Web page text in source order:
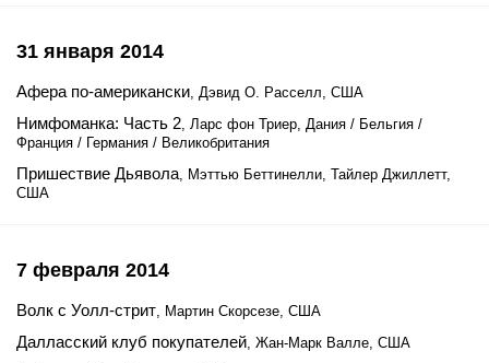
31 января 2014
Афера по-американски, Дэвид О. Расселл, США
Нимфоманка: Часть 2, Ларс фон Триер, Дания / Бельгия /
Франция / Германия / Великобритания
Пришествие Дьявола, Мэттью Беттинелли, Тайлер Джиллетт,
США
7 февраля 2014
Волк с Уолл-стрит, Мартин Скорсезе, США
Далласский клуб покупателей, Жан-Марк Валле, США